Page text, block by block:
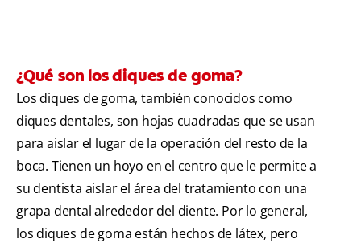
¿Qué son los diques de goma?
Los diques de goma, también conocidos como
diques dentales, son hojas cuadradas que se usan
para aislar el lugar de la operación del resto de la
boca. Tienen un hoyo en el centro que le permite a
su dentista aislar el área del tratamiento con una
grapa dental alrededor del diente. Por lo general,
los diques de goma están hechos de látex, pero